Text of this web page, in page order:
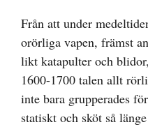
Från att under
orörliga vapen, främst
likt katapulter och
1600-1700 talen allt
inte bara grupperades
statiskt och sköt så